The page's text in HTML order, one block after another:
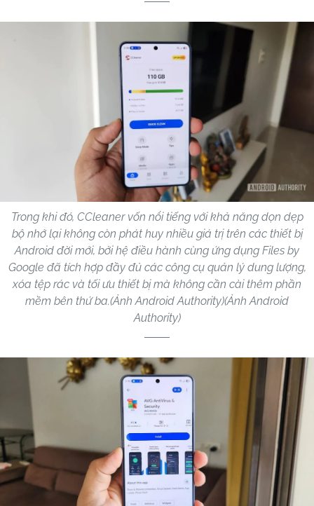
Trong khi đó, CCleaner vốn nổi tiếng với khả năng dọn dẹp
bộ nhớ lại không còn phát huy nhiều giá trị trên các thiết bị
Android đời mới, bởi hệ điều hành cùng ứng dụng Files by
Google đã tích hợp đầy đủ các công cụ quản lý dung lượng,
xóa tệp rác và tối ưu thiết bị mà không cần cài thêm phần
mềm bên thứ ba.(Ảnh Android Authority)(Ảnh Android
Authority)